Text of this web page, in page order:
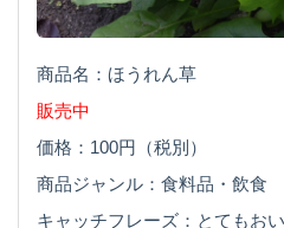
商品名：ほうれん草
販売中
価格：100円（税別）
商品ジャンル：食料品・飲食
キャッチフレーズ：とてもお